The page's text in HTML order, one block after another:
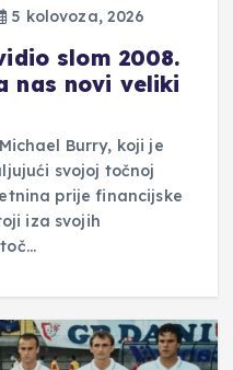
5 kolovoza, 2026
slom 2008.
nas novi veliki
Burry, koji je
svojoj točnoj
prije financijske
iza svojih